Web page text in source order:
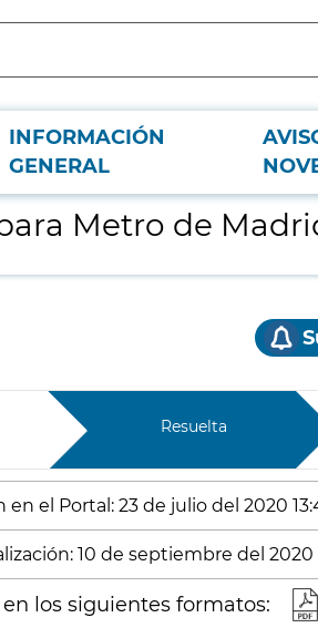
INFORMACIÓN
GENERAL
Metro de
Resuelta
el Portal: 23 de julio del 2020
10 de septiembre del 2020
los siguientes formatos: